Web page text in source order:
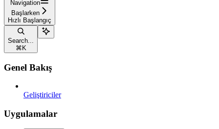
Navigation
Başlarken
Hızlı Başlangıç
Search...
⌘ K
Genel Bakış
Geliştiriciler
Uygulamalar